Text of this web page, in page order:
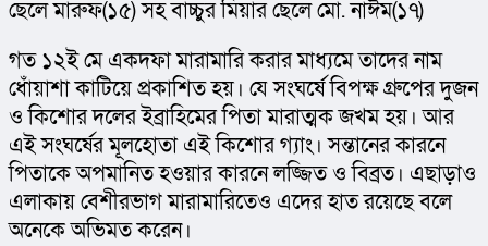
ছেলে মারুফ(১৫) সহ বাচ্চুর মিয়ার ছেলে মো. নাঈম(১৭)
গত ১২ই মে একদফা মারামারি করার মাধ্যমে তাদের নাম
ধোঁয়াশা কাটিয়ে প্রকাশিত হয়। যে সংঘর্ষে বিপক্ষ গ্রুপের দুজন
ও কিশোর দলের ইব্রাহিমের পিতা মারাত্মক জখম হয়। আর
এই সংঘর্ষের মূলহোতা এই কিশোর গ্যাং। সন্তানের কারনে
পিতাকে অপমানিত হওয়ার কারনে লজ্জিত ও বিব্রত। এছাড়াও
এলাকায় বেশীরভাগ মারামারিতেও এদের হাত রয়েছে বলে
অনেকে অভিমত করেন।